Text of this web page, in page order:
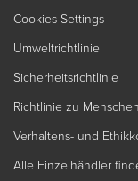
Cookies Settings
Umweltrichtlinie
Sicherheitsrichtlinie
Richtlinie zu
Verhaltens- und
Alle Einzelhändler